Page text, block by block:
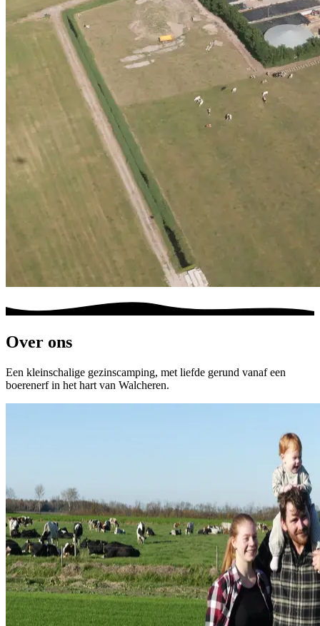
Over ons
Een kleinschalige gezinscamping, met liefde gerund vanaf een
boerenerf in het hart van Walcheren.